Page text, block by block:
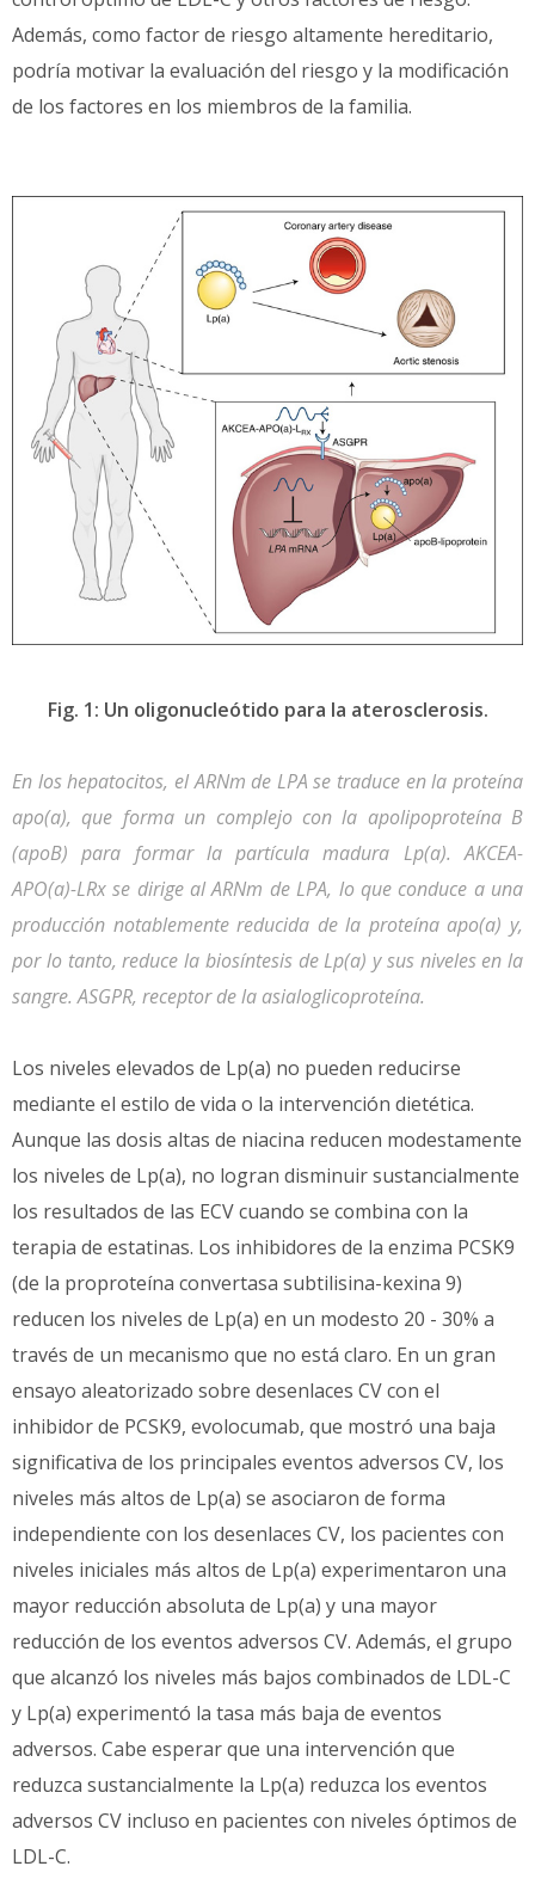
Además, como factor de riesgo altamente hereditario,
podría motivar la evaluación del riesgo y la modificación
de los factores en los miembros de la familia.
Fig. 1: Un oligonucleótido para la aterosclerosis.
En los hepatocitos, el ARNm de LPA se traduce en la proteína
apo(a), que forma un complejo con la apolipoproteína B
(apoB) para formar la partícula madura Lp(a). AKCEA-
APO(a)-LRx se dirige al ARNm de LPA, lo que conduce a una
producción notablemente reducida de la proteína apo(a) y,
por lo tanto, reduce la biosíntesis de Lp(a) y sus niveles en la
sangre. ASGPR, receptor de la asialoglicoproteína.
Los niveles elevados de Lp(a) no pueden reducirse
mediante el estilo de vida o la intervención dietética.
Aunque las dosis altas de niacina reducen modestamente
los niveles de Lp(a), no logran disminuir sustancialmente
los resultados de las ECV cuando se combina con la
terapia de estatinas. Los inhibidores de la enzima PCSK9
(de la proproteína convertasa subtilisina-kexina 9)
reducen los niveles de Lp(a) en un modesto 20 - 30% a
través de un mecanismo que no está claro. En un gran
ensayo aleatorizado sobre desenlaces CV con el
inhibidor de PCSK9, evolocumab, que mostró una baja
significativa de los principales eventos adversos CV, los
niveles más altos de Lp(a) se asociaron de forma
independiente con los desenlaces CV, los pacientes con
niveles iniciales más altos de Lp(a) experimentaron una
mayor reducción absoluta de Lp(a) y una mayor
reducción de los eventos adversos CV. Además, el grupo
que alcanzó los niveles más bajos combinados de LDL-C
y Lp(a) experimentó la tasa más baja de eventos
adversos. Cabe esperar que una intervención que
reduzca sustancialmente la Lp(a) reduzca los eventos
adversos CV incluso en pacientes con niveles óptimos de
LDL-C.